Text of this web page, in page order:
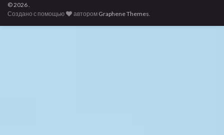
© 2026 .
Создано с помощью
автором Graphene Themes